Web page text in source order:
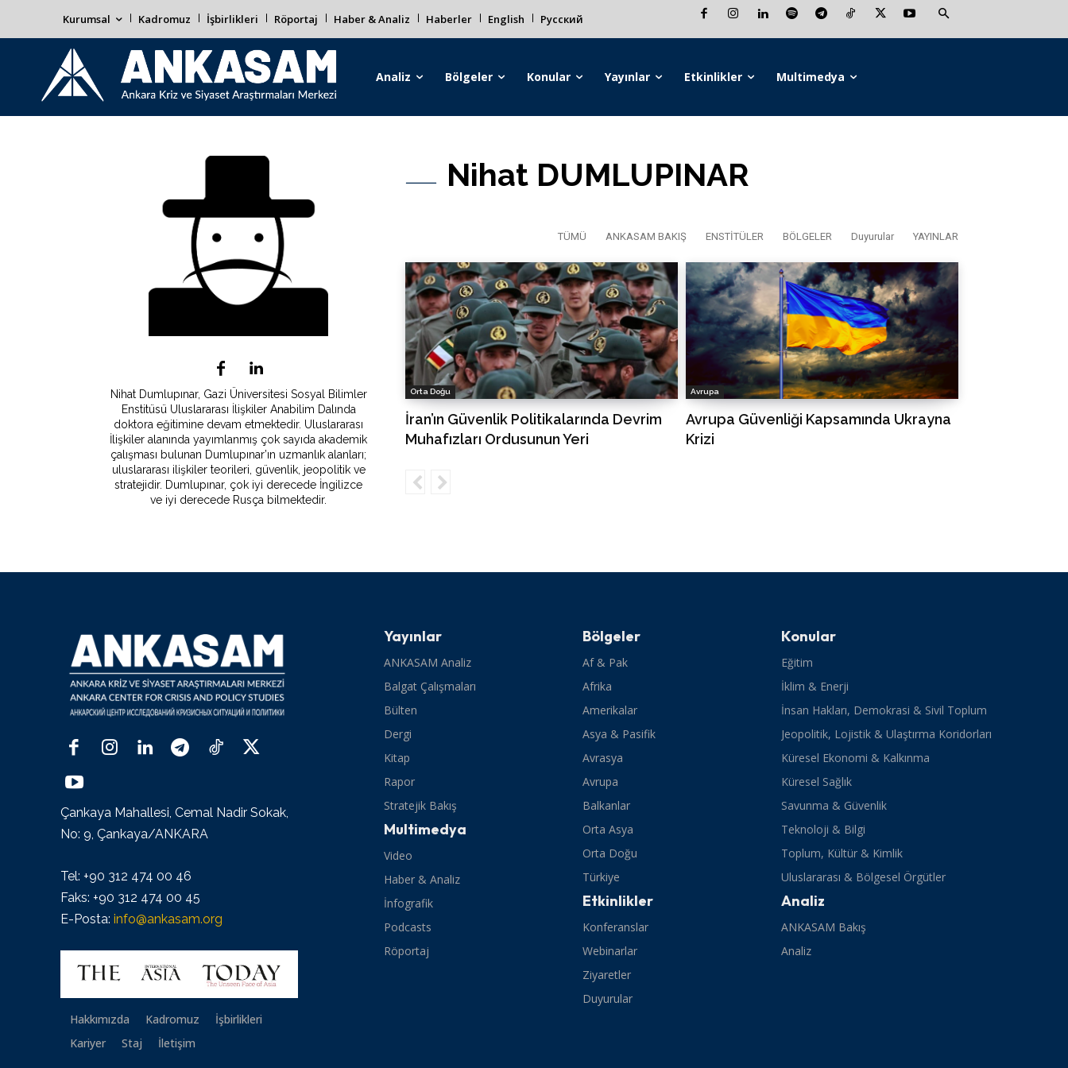
Kurumsal Kadromuz İşbirlikleri Röportaj Haber & Analiz Haberler English Русский
Analiz Bölgeler Konular Yayınlar Etkinlikler Multimedya
Nihat Dumlupınar, Gazi Üniversitesi Sosyal Bilimler
Enstitüsü Uluslararası İlişkiler Anabilim Dalında
doktora eğitimine devam etmektedir. Uluslararası
İlişkiler alanında yayımlanmış çok sayıda akademik
çalışması bulunan Dumlupınar’ın uzmanlık alanları;
uluslararası ilişkiler teorileri, güvenlik, jeopolitik ve
stratejidir. Dumlupınar, çok iyi derecede İngilizce
ve iyi derecede Rusça bilmektedir.
Nihat DUMLUPINAR
TÜMÜ ANKASAM BAKIŞ ENSTİTÜLER BÖLGELER Duyurular YAYINLAR
Orta Doğu
İran’ın Güvenlik Politikalarında Devrim
Muhafızları Ordusunun Yeri
Avrupa
Avrupa Güvenliği Kapsamında Ukrayna
Krizi
Çankaya Mahallesi, Cemal Nadir Sokak,
No: 9, Çankaya/ANKARA
Tel: +90 312 474 00 46
Faks: +90 312 474 00 45
E-Posta: info@ankasam.org
Hakkımızda Kadromuz
İşbirlikleri
Kariyer
Staj İletişim
Yayınlar
ANKASAM Analiz
Balgat Çalışmaları
Bülten
Dergi
Kitap
Rapor
Stratejik Bakış
Multimedya
Video
Haber & Analiz
İnfografik
Podcasts
Röportaj
Bölgeler
Af & Pak
Afrika
Amerikalar
Asya & Pasifik
Avrasya
Avrupa
Balkanlar
Orta Asya
Orta Doğu
Türkiye
Etkinlikler
Konferanslar
Webinarlar
Ziyaretler
Duyurular
Konular
Eğitim
İklim & Enerji
İnsan Hakları, Demokrasi & Sivil Toplum
Jeopolitik, Lojistik & Ulaştırma Koridorları
Küresel Ekonomi & Kalkınma
Küresel Sağlık
Savunma & Güvenlik
Teknoloji & Bilgi
Toplum, Kültür & Kimlik
Uluslararası & Bölgesel Örgütler
Analiz
ANKASAM Bakış
Analiz